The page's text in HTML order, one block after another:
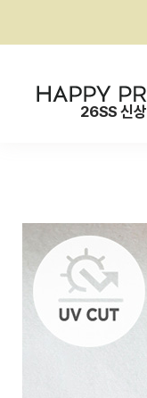
26SS 신상